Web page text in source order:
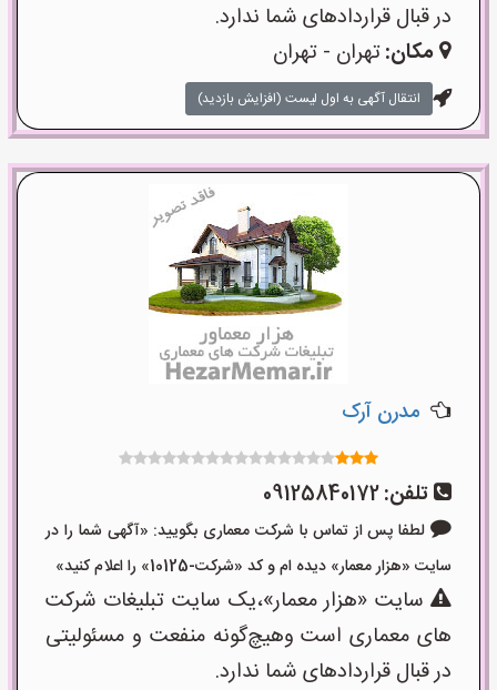
در قبال قراردادهای شما ندارد.
مکان:تهران - تهران
انتقال آگهی به اول لیست (افزایش بازدید)
مدرن آرک
تلفن:09125840172
لطفا پس از تماس با شرکت معماری بگویید: «آگهی شما را در
سایت «هزار معمار» دیده ام و کد «شرکت-10125» را اعلام کنید»
سایت «هزار معمار»،یک سایت تبلیغات شرکت
های معماری است وهیچ‌گونه منفعت و مسئولیتی
در قبال قراردادهای شما ندارد.